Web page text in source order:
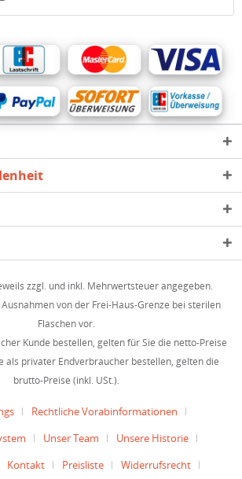
zzgl. und inkl. Mehrwertsteuer angegeben.
von der Frei-Haus-Grenze bei sterilen
Flaschen vor.
Kunde bestellen, gelten für Sie die netto-Preise
als privater Endverbraucher bestellen, gelten die
brutto-Preise (inkl. USt.).
Rechtliche Vorabinformationen
Unser Team
Unsere Historie
Kontakt Preisliste Widerrufsrecht